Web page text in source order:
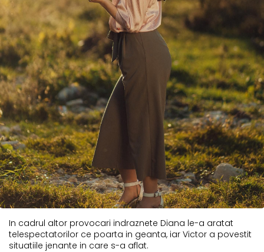
In cadrul altor provocari indraznete Diana le-a aratat
telespectatorilor ce poarta in geanta, iar Victor a povestit
situatiile jenante in care s-a aflat.